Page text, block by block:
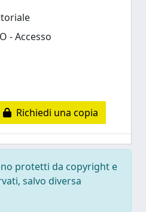
- Accesso
Richiedi una copia
protetti da copyright e
salvo diversa